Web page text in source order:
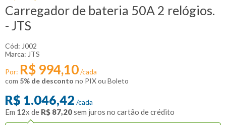
Carregador de bateria 50A 2 relógios.
- JTS
: J002
JTS
Por: R$ 994,10/cada
com 5% de desconto no PIX ou Boleto
R$ 1.046,42 /cada
Em 12x de R$ 87,20sem juros no cartão de crédito